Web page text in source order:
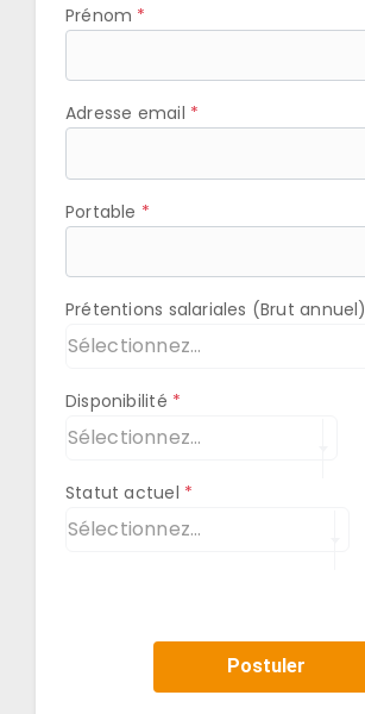
Prénom
Adresse email
Portable
Prétentions salariales (Brut annuel)
Sélectionnez...
Disponibilité
Sélectionnez...
Statut actuel
Sélectionnez...